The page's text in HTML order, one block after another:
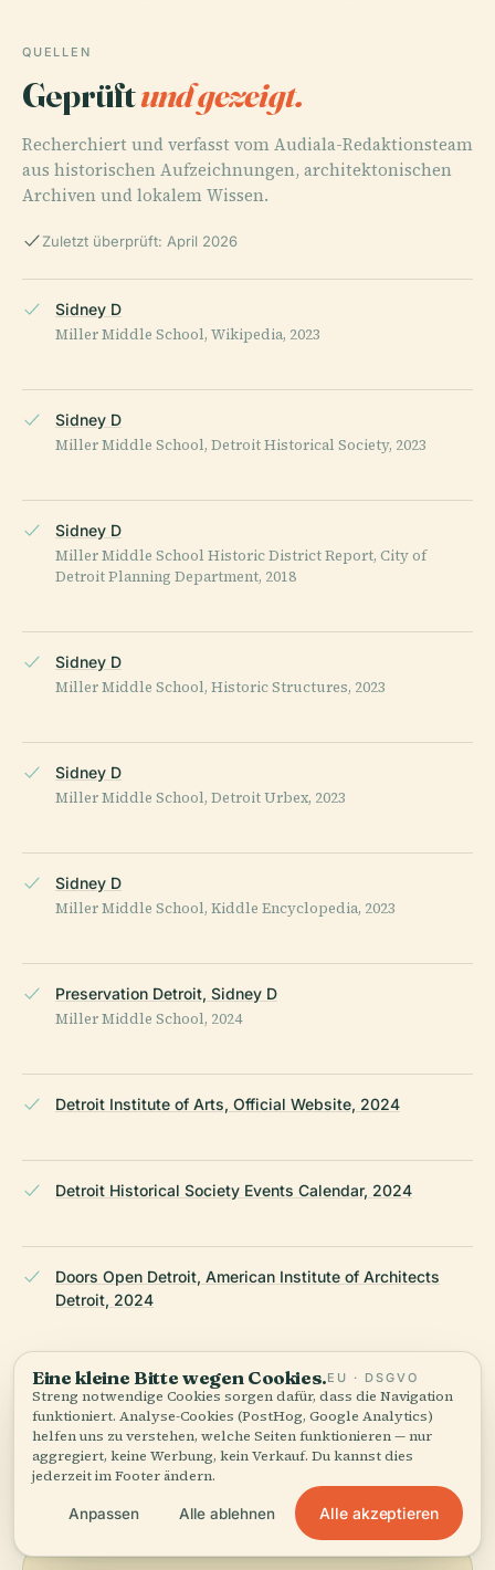
QUELLEN
Geprüftund gezeigt.
Recherchiert und verfasst vom Audiala-Redaktionsteam
aus historischen Aufzeichnungen, architektonischen
Archiven und lokalem Wissen.
Zuletzt überprüft: April 2026
Sidney D
Miller Middle School, Wikipedia, 2023
Sidney D
Miller Middle School, Detroit Historical Society, 2023
Sidney D
Miller Middle School Historic District Report, City of
Detroit Planning Department, 2018
Sidney D
Miller Middle School, Historic Structures, 2023
Sidney D
Miller Middle School, Detroit Urbex, 2023
Sidney D
Miller Middle School, Kiddle Encyclopedia, 2023
Preservation Detroit, Sidney D
Miller Middle School, 2024
Detroit Institute of Arts, Official Website, 2024
Detroit Historical Society Events Calendar, 2024
Doors Open Detroit, American Institute of Architects
Detroit, 2024
Wikipedia — Sidney D. Miller Middle School
ZULETZT ÜBERPRÜFT: APRIL 2026
Recherchiert aus Wikidata, Wikipedia und offiziellen Quellen
· faktengeprüft · Wie unsere Guides entstehen →
Eine kleine Bitte wegen Cookies.EU · DSGVO
Streng notwendige Cookies sorgen dafür, dass die Navigation
funktioniert. Analyse-Cookies (PostHog, Google Analytics)
helfen uns zu verstehen, welche Seiten funktionieren — nur
aggregiert, keine Werbung, kein Verkauf. Du kannst dies
jederzeit im Footer ändern.
Anpassen Alle ablehnen Alle akzeptieren